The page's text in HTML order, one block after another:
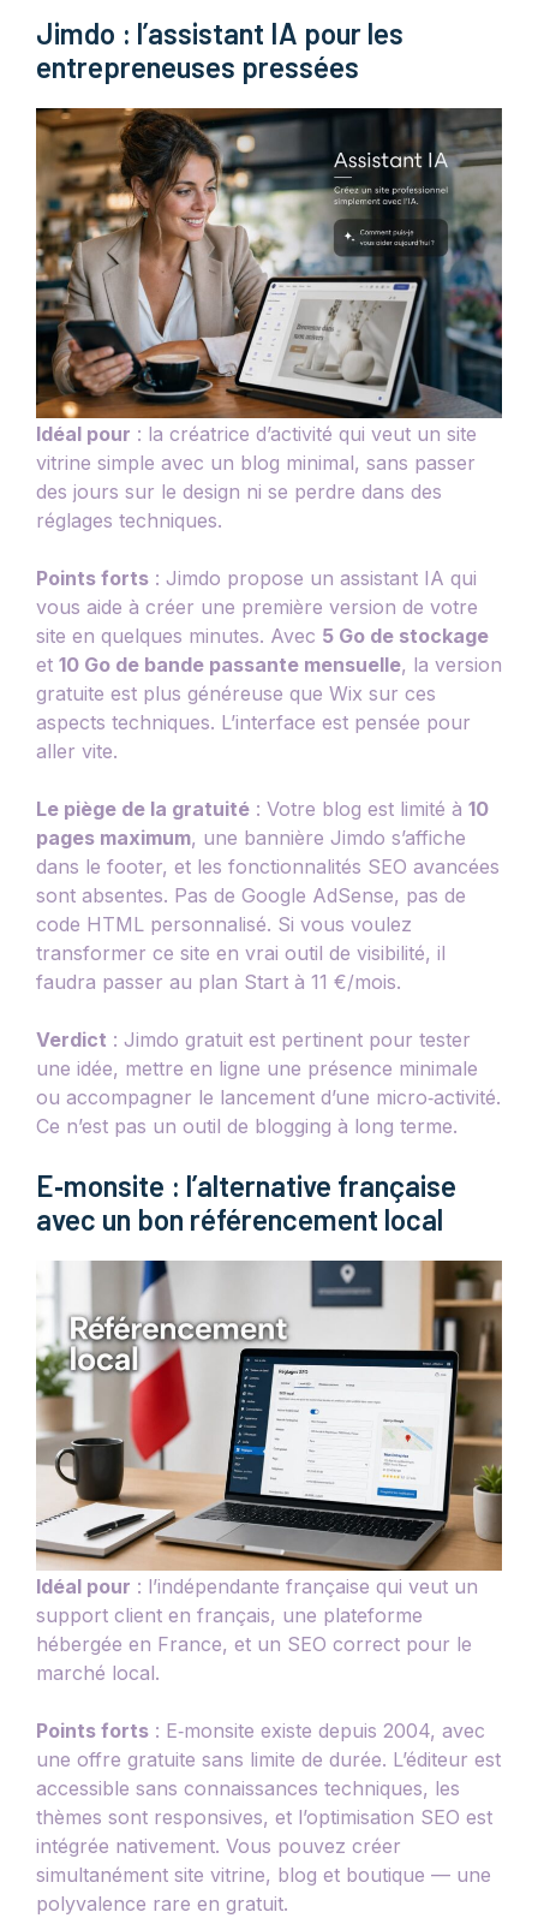
Jimdo : l’assistant IA pour les
entrepreneuses pressées
Idéal pour : la créatrice d’activité qui veut un site
vitrine simple avec un blog minimal, sans passer
des jours sur le design ni se perdre dans des
réglages techniques.
Points forts : Jimdo propose un assistant IA qui
vous aide à créer une première version de votre
site en quelques minutes. Avec 5 Go de stockage
et 10 Go de bande passante mensuelle, la version
gratuite est plus généreuse que Wix sur ces
aspects techniques. L’interface est pensée pour
aller vite.
Le piège de la gratuité : Votre blog est limité à 10
pages maximum, une bannière Jimdo s’affiche
dans le footer, et les fonctionnalités SEO avancées
sont absentes. Pas de Google AdSense, pas de
code HTML personnalisé. Si vous voulez
transformer ce site en vrai outil de visibilité, il
faudra passer au plan Start à 11 €/mois.
Verdict : Jimdo gratuit est pertinent pour tester
une idée, mettre en ligne une présence minimale
ou accompagner le lancement d’une micro‑activité.
Ce n’est pas un outil de blogging à long terme.
E‑monsite : l’alternative française
avec un bon référencement local
Idéal pour : l’indépendante française qui veut un
support client en français, une plateforme
hébergée en France, et un SEO correct pour le
marché local.
Points forts : E‑monsite existe depuis 2004, avec
une offre gratuite sans limite de durée. L’éditeur est
accessible sans connaissances techniques, les
thèmes sont responsives, et l’optimisation SEO est
intégrée nativement. Vous pouvez créer
simultanément site vitrine, blog et boutique — une
polyvalence rare en gratuit.